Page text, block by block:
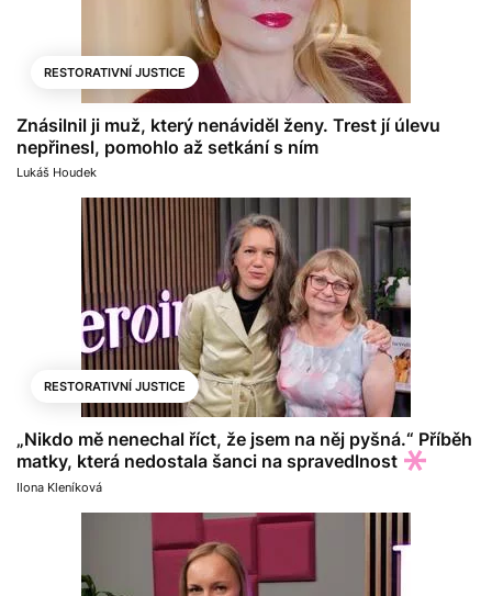
RESTORATIVNÍ JUSTICE
Znásilnil ji muž, který nenáviděl ženy. Trest jí úlevu
nepřinesl, pomohlo až setkání s ním
Lukáš Houdek
RESTORATIVNÍ JUSTICE
„Nikdo mě nenechal říct, že jsem na něj pyšná.“ Příběh
matky, která nedostala šanci na spravedlnost
Ilona Kleníková